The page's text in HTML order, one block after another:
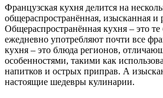
Французская кухня делится на
общераспространённая, изысканная и
Общераспространённая кухня – это
ежедневно употребляют почти все
кухня – это блюда регионов,
особенностями, такими как
напитков и острых приправ. А
настоящие шедевры кулинарии.